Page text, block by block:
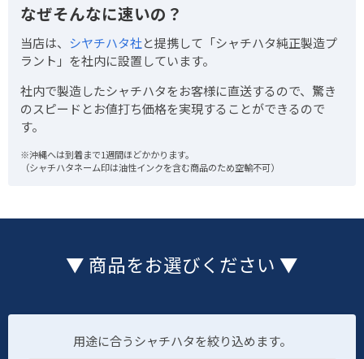
なぜそんなに速いの？
当店は、 シヤチハタ社と提携して「シャチハタ純正製造プ
ラント」を社内に設置しています。
社内で製造したシャチハタをお客様に直送するので、驚き
のスピードとお値打ち価格を実現することができるので
す。
※沖縄へは到着まで1週間ほどかかります。
（シャチハタネーム印は油性インクを含む商品のため空輸不可）
▼ 商品をお選びください ▼
用途に合うシャチハタを絞り込めます。